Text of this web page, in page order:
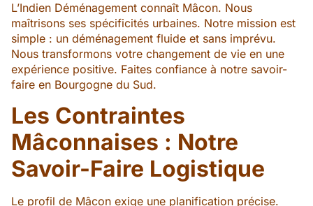
L’Indien Déménagement connaît Mâcon. Nous
maîtrisons ses spécificités urbaines. Notre mission est
simple : un déménagement fluide et sans imprévu.
Nous transformons votre changement de vie en une
expérience positive. Faites confiance à notre savoir-
faire en Bourgogne du Sud.
Les Contraintes
Mâconnaises : Notre
Savoir-Faire Logistique
Le profil de Mâcon exige une planification précise.